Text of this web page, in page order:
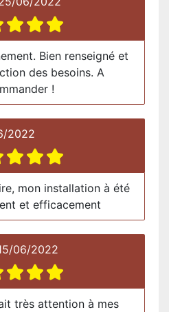
Bien renseigné et
des besoins. A
!
2022
mon installation à été
et efficacement
06/2022
très attention à mes